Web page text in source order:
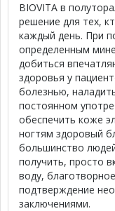
BIOVITA в
решение для тех,
каждый день. При
определенным
добиться
здоровья у
болезнью,
постоянном
обеспечить коже
ногтям здоровый
большинство
получить, просто
воду,
подтверждение
заключениями.